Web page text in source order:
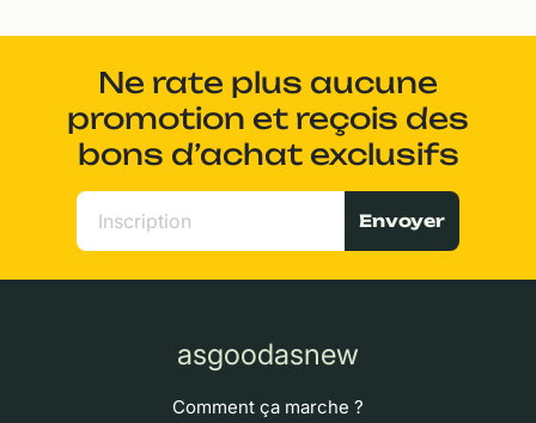
Ne rate plus aucune
promotion et reçois des
bons d’achat exclusifs
Envoyer
asgoodasnew
Comment ça marche ?